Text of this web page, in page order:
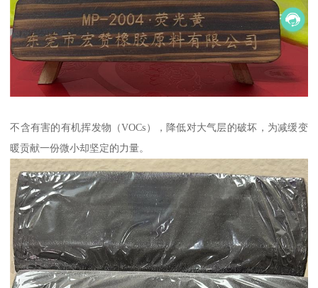
不含有害的有机挥发物（VOCs），降低对大气层的破坏，为减缓变
暖贡献一份微小却坚定的力量。